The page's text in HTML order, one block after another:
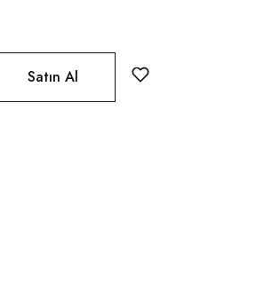
Satın Al